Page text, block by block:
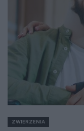
ZWIERZENIA